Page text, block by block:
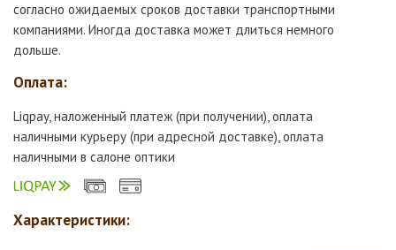
согласно ожидаемых сроков доставки транспортными
компаниями. Иногда доставка может длиться немного
дольше.
Оплата:
Liqpay, наложенный платеж (при получении), оплата
наличными курьеру (при адресной доставке), оплата
наличными в салоне оптики
Характеристики: